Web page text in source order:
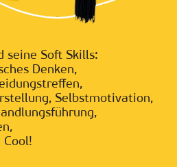
seine Soft Skills:
Denken,
Selbstmotivation,
Cool!